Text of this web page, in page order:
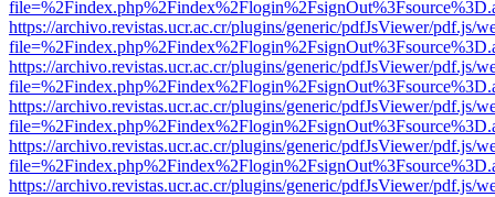
https://archivo.revistas.ucr.ac.cr/plugins/generic/pdfJsViewer/pdf.js/
https://archivo.revistas.ucr.ac.cr/plugins/generic/pdfJsViewer/pdf.js/
https://archivo.revistas.ucr.ac.cr/plugins/generic/pdfJsViewer/pdf.js/
https://archivo.revistas.ucr.ac.cr/plugins/generic/pdfJsViewer/pdf.js/
https://archivo.revistas.ucr.ac.cr/plugins/generic/pdfJsViewer/pdf.js/